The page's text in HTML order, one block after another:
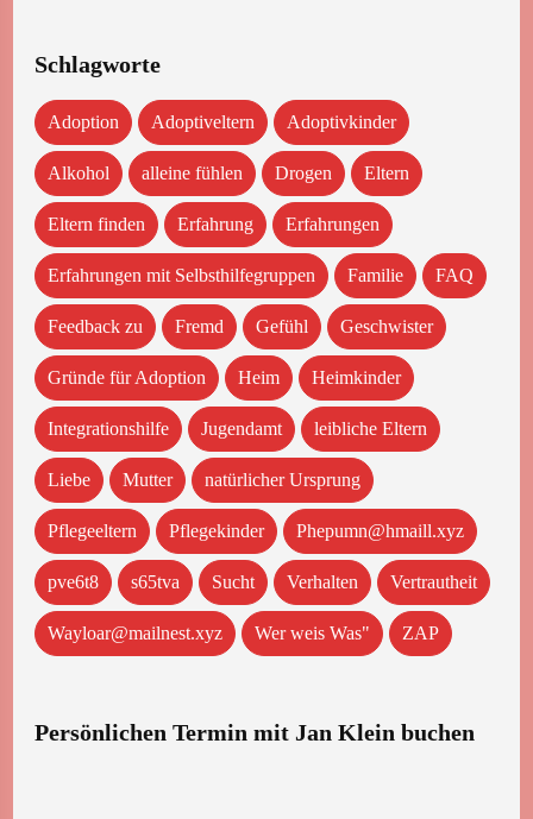
Schlagworte
Adoption Adoptiveltern Adoptivkinder
Alkohol alleine fühlen Drogen Eltern
Eltern finden Erfahrung Erfahrungen
Erfahrungen mit Selbsthilfegruppen Familie FAQ
Feedback zu Fremd Gefühl Geschwister
Gründe für Adoption Heim Heimkinder
Integrationshilfe Jugendamt leibliche Eltern
Liebe Mutter natürlicher Ursprung
Pflegeeltern Pflegekinder Phepumn@hmaill.xyz
pve6t8 s65tva Sucht Verhalten Vertrautheit
Wayloar@mailnest.xyz Wer weis Was" ZAP
Persönlichen Termin mit Jan Klein buchen